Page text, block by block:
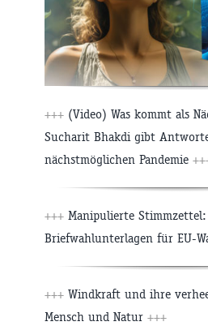
+++ (Video) Was kommt als
Sucharit Bhakdi gibt
nächstmöglichen Pandemie
+++ Manipulierte
Briefwahlunterlagen für EU-
+++ Windkraft und ihre
Mensch und Natur +++